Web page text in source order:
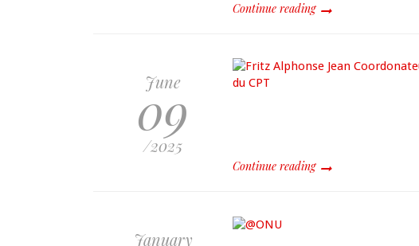
Continue reading
June
09
/2025
Continue reading
January